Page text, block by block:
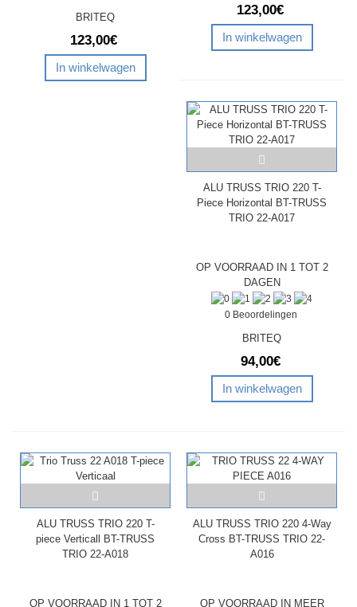
BRITEQ
123,00€
In winkelwagen
123,00€
In winkelwagen
ALU TRUSS TRIO 220 T-
Piece Horizontal BT-TRUSS
TRIO 22-A017
OP VOORRAAD IN 1 TOT 2
DAGEN
0 Beoordelingen
BRITEQ
94,00€
In winkelwagen
ALU TRUSS TRIO 220 T-
piece Verticall BT-TRUSS
TRIO 22-A018
OP VOORRAAD IN 1 TOT 2
ALU TRUSS TRIO 220 4-Way
Cross BT-TRUSS TRIO 22-
A016
OP VOORRAAD IN MEER